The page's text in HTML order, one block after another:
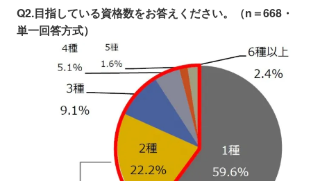
Q2.目指している資格数をお答えください。（n＝668・
単一回答方式）